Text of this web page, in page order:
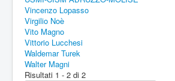
Vincenzo Lopasso
Virgilio Noè
Vito Magno
Vittorio Lucchesi
Waldemar Turek
Walter Magni
Risultati 1 - 2 di 2